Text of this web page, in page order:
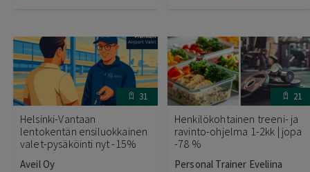
31
Helsinki-Vantaan
lentokentän ensiluokkainen
valet-pysäköinti nyt -15%
Aveil Oy
21
Henkilökohtainen treeni- ja
ravinto-ohjelma 1-2kk | jopa
-78 %
Personal Trainer Eveliina